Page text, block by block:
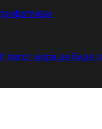
мора да биде